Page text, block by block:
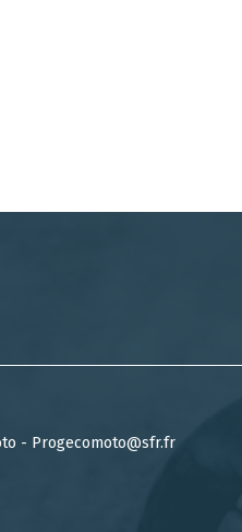
- Progecomoto@sfr.fr